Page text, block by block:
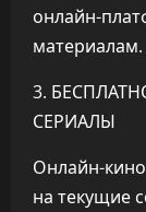
онлайн-
материалам.
3.
СЕРИАЛЫ
Онлайн-
на текущие